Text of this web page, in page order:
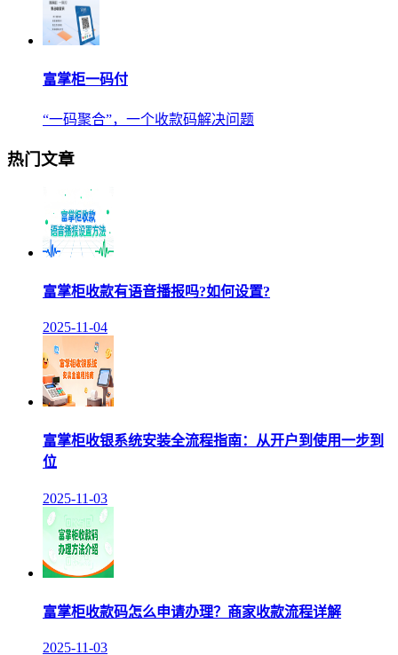
富掌柜一码付
“一码聚合”，一个收款码解决问题
热门文章
富掌柜收款有语音播报吗?如何设置?
2025-11-04
富掌柜收银系统安装全流程指南：从开户到使用一步到
位
2025-11-03
富掌柜收款码怎么申请办理？商家收款流程详解
2025-11-03